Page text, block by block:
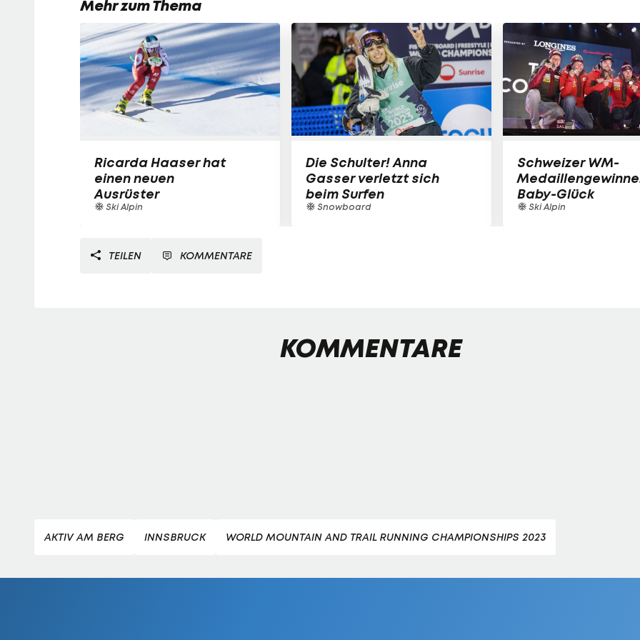
Mehr zum Thema
Ricarda Haaser hat
einen neuen
Ausrüster
Ski Alpin
Die Schulter! Anna
Gasser verletzt sich
beim Surfen
Snowboard
Schweizer WM-
Medaillengewinner
Baby-Glück
Ski Alpin
TEILEN KOMMENTARE
KOMMENTARE
AKTIV AM BERG INNSBRUCK WORLD MOUNTAIN AND TRAIL RUNNING CHAMPIONSHIPS 2023